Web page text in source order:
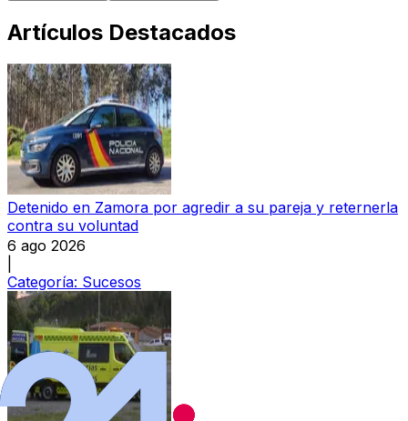
Artículos Destacados
Detenido en Zamora por agredir a su pareja y reternerla
contra su voluntad
6 ago 2026
Categoría: Sucesos